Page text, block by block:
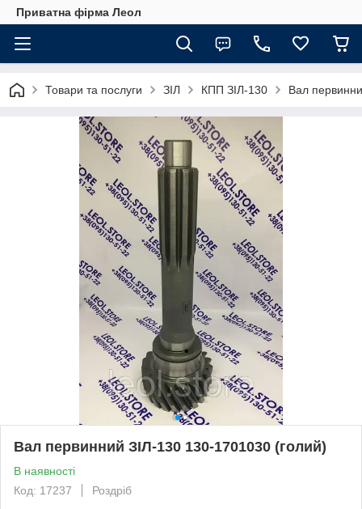
Приватна фірма Леол
Товари та послуги ЗІЛ КПП ЗІЛ-130 Вал
Вал первинний ЗІЛ-130 130-1701030 (голий)
В наявності
Код: 17237
Роздріб